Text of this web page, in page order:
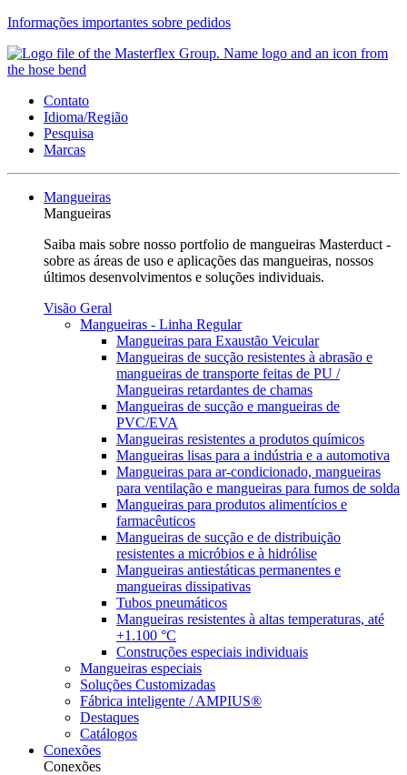
Informações importantes sobre pedidos
Contato
Idioma/Região
Pesquisa
Marcas
Mangueiras
Mangueiras
Saiba mais sobre nosso portfolio de mangueiras Masterduct -
sobre as áreas de uso e aplicações das mangueiras, nossos
últimos desenvolvimentos e soluções individuais.
Visão Geral
Mangueiras - Linha Regular
Mangueiras para Exaustão Veicular
Mangueiras de sucção resistentes à abrasão e
mangueiras de transporte feitas de PU /
Mangueiras retardantes de chamas
Mangueiras de sucção e mangueiras de
PVC/EVA
Mangueiras resistentes a produtos químicos
Mangueiras lisas para a indústria e a automotiva
Mangueiras para ar-condicionado, mangueiras
para ventilação e mangueiras para fumos de solda
Mangueiras para produtos alimentícios e
farmacêuticos
Mangueiras de sucção e de distribuição
resistentes a micróbios e à hidrólise
Mangueiras antiestáticas permanentes e
mangueiras dissipativas
Tubos pneumáticos
Mangueiras resistentes à altas temperaturas, até
+1.100 °C
Construções especiais individuais
Mangueiras especiais
Soluções Customizadas
Fábrica inteligente / AMPIUS®
Destaques
Catálogos
Conexões
Conexões